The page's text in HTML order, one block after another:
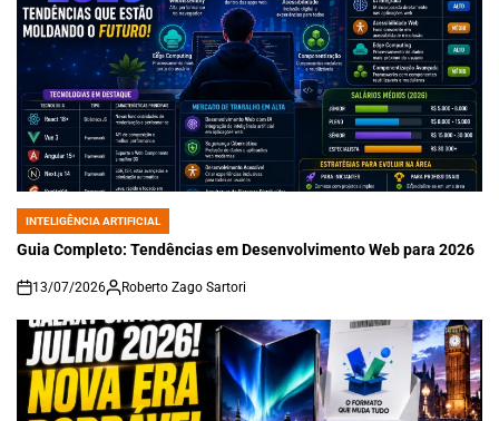
POSTED
IN
INTELIGÊNCIA ARTIFICIAL
Guia Completo: Tendências em Desenvolvimento Web para 2026
on
13/07/2026 Roberto Zago Sartori